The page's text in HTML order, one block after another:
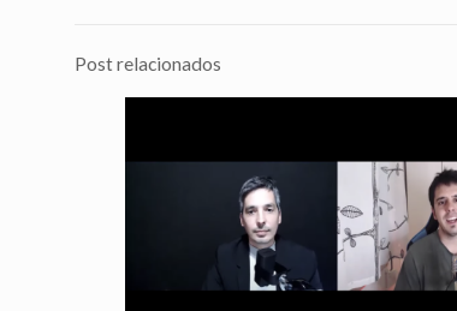
Post relacionados